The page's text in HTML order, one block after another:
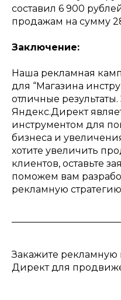
составил 6 900
продажам на сумму
Заключение:
Наша рекламная
для “Магазина
отличные
Яндекс.Директ
инструментом для
бизнеса и
хотите увеличить
клиентов, оставьте
поможем вам
рекламную
Закажите
Директ для